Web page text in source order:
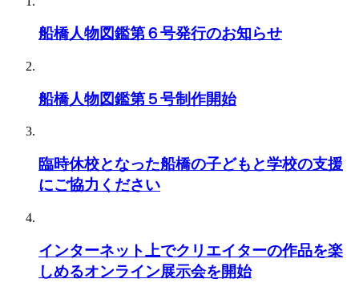
船橋人物図鑑第６号発行のお知らせ
船橋人物図鑑第５号制作開始
臨時休校となった船橋の子どもと学校の支援
にご協力ください
インターネット上でクリエイターの作品を楽
しめるオンライン展示会を開始